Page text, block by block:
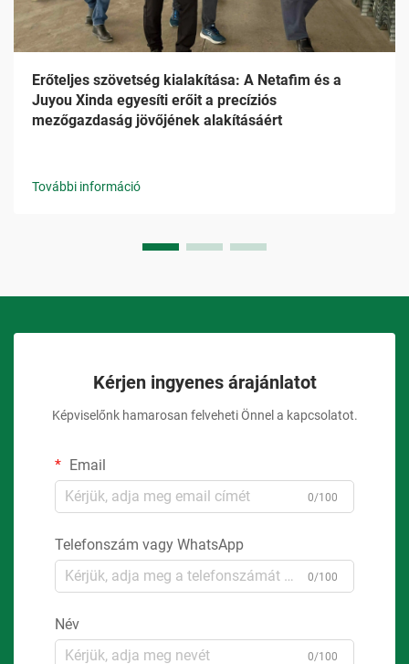
Erőteljes szövetség kialakítása: A Netafim és a
Juyou Xinda egyesíti erőit a precíziós
mezőgazdaság jövőjének alakításáért
További információ
Kérjen ingyenes árajánlatot
Képviselőnk hamarosan felveheti Önnel a kapcsolatot.
Email
0/100
Telefonszám vagy WhatsApp
0/100
Név
0/100